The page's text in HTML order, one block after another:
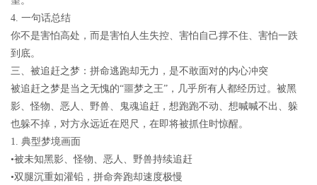
4. 一句话总结
你不是害怕高处，而是害怕人生失控、害怕自己撑不住、害怕一跌
到底。
三、被追赶之梦：拼命逃跑却无力，是不敢面对的内心冲突
被追赶之梦是当之无愧的“噩梦之王”，几乎所有人都经历过。被黑
影、怪物、恶人、野兽、鬼魂追赶，想跑跑不动、想喊喊不出、躲
也躲不掉，对方永远近在咫尺，在即将被抓住时惊醒。
1. 典型梦境画面
•被未知黑影、怪物、恶人、野兽持续追赶
•双腿沉重如灌铅，拼命奔跑却速度极慢